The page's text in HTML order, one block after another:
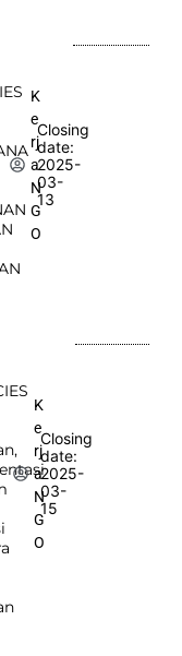
K
e
rj
a
N
G
O
Closing
date:
2025-
03-
13
K
e
rj
a
N
G
O
Closing
date:
2025-
03-
15